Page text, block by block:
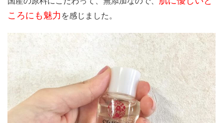
ころにも魅力 を感じました。